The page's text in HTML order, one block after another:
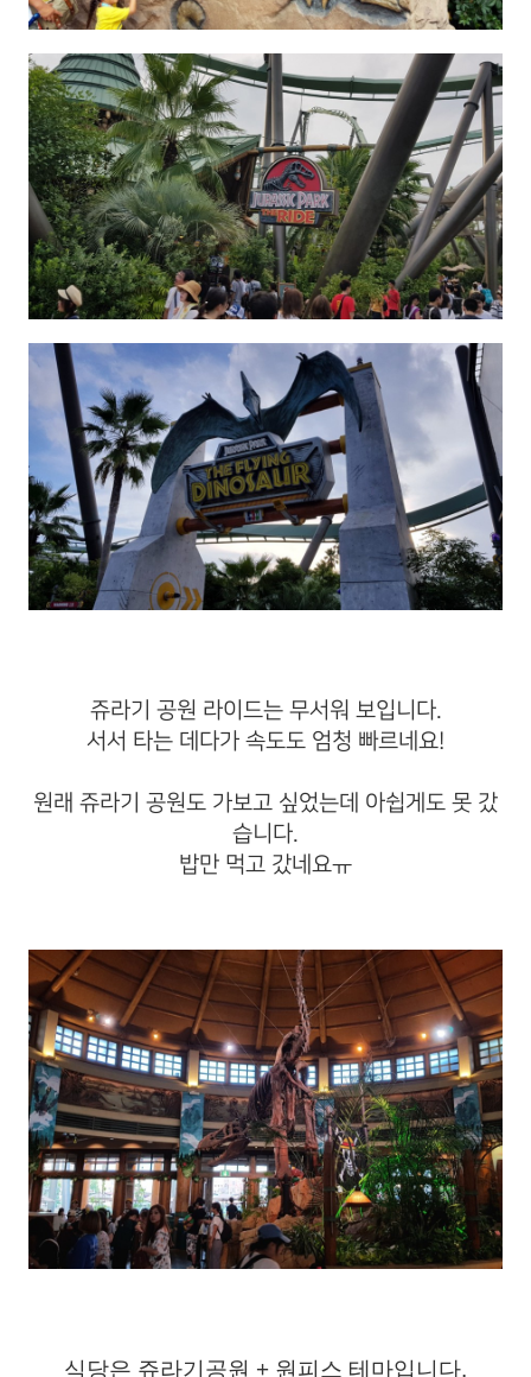
쥬라기 공원 라이드는 무서워 보입니다.
서서 타는 데다가 속도도 엄청 빠르네요!
원래 쥬라기 공원도 가보고 싶었는데 아쉽게도 못 갔
습니다.
밥만 먹고 갔네요ㅠ
식당은 쥬라기공원 + 원피스 테마입니다.